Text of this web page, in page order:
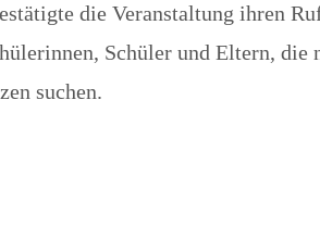
die Veranstaltung ihren
Schüler und Eltern, die
suchen.